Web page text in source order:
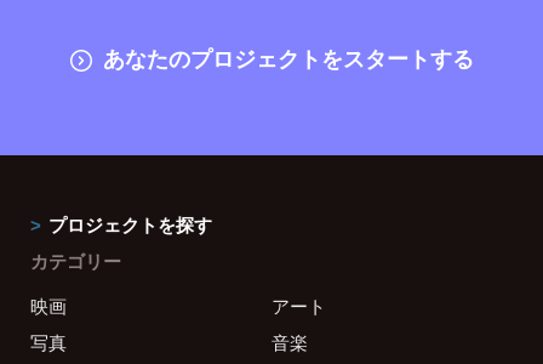
あなたのプロジェクトをスタートする
プロジェクトを探す
カテゴリー
映画
アート
写真
音楽